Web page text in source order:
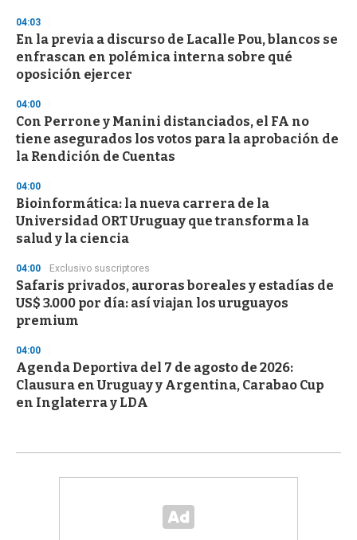
04:03
En la previa a discurso de Lacalle Pou, blancos se
enfrascan en polémica interna sobre qué
oposición ejercer
04:00
Con Perrone y Manini distanciados, el FA no
tiene asegurados los votos para la aprobación de
la Rendición de Cuentas
04:00
Bioinformática: la nueva carrera de la
Universidad ORT Uruguay que transforma la
salud y la ciencia
04:00 Exclusivo suscriptores
Safaris privados, auroras boreales y estadías de
US$ 3.000 por día: así viajan los uruguayos
premium
04:00
Agenda Deportiva del 7 de agosto de 2026:
Clausura en Uruguay y Argentina, Carabao Cup
en Inglaterra y LDA